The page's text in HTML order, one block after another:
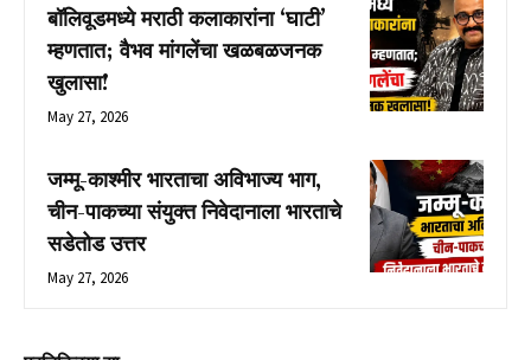
बॉलिवूडमध्ये मराठी कलाकारांना ‘घाटी’
म्हणतात; वैभव मांगलेंचा खळबळजनक
खुलासा!
May 27, 2026
जम्मू-काश्मीर भारताचा अविभाज्य भाग,
चीन-पाकच्या संयुक्त निवेदानाला भारताचे
सडेतोड उत्तर
May 27, 2026